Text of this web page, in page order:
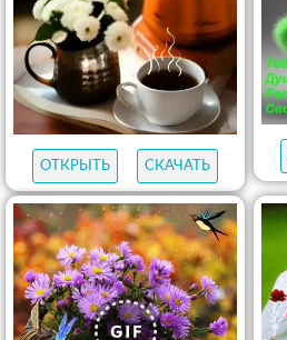
ОТКРЫТЬ СКАЧАТЬ